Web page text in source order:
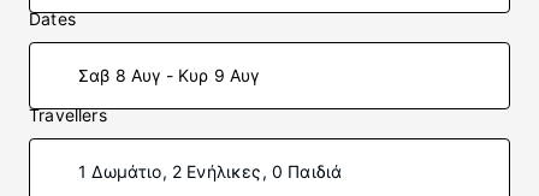
Dates
Σαβ 8 Αυγ - Κυρ 9 Αυγ
Travellers
1 Δωμάτιο, 2 Ενήλικες, 0 Παιδιά